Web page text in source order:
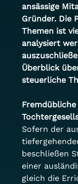
ansässige
Gründer. Die
Themen ist
analysiert
Überblick
steuerliche
Sofern der
beschließen
einer
gleich die